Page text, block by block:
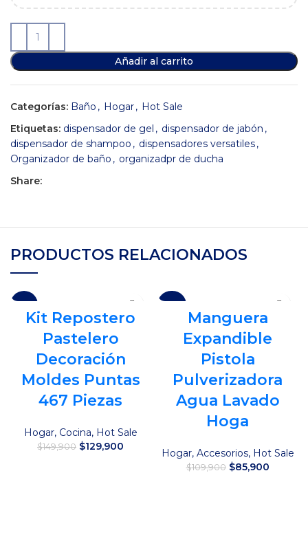
Añadir al carrito
Categorías: Baño , Hogar, Hot Sale
Etiquetas: dispensador de gel , dispensador de jabón ,
dispensador de shampoo , dispensadores versatiles,
Organizador de baño , organizadpr de ducha
Share:
PRODUCTOS RELACIONADOS
-13%
Kit Repostero
Pastelero
Decoración
Moldes Puntas
467 Piezas
Hogar, Cocina, Hot Sale
$149,900 El
$129,900
-22%
Manguera
Expandible
Pistola
Pulverizadora
Agua Lavado
Hoga
Hogar, Accesorios, Hot Sale
$109,900 El
$85,900El